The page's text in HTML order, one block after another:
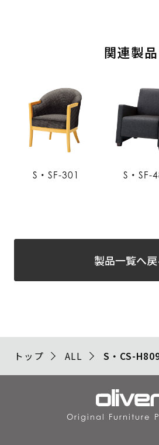
関連製品
S・SF-301 S・SF-
製品一覧へ
トップ ALL S・CS-
Original Furniture